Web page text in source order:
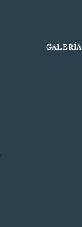
GALERÍA